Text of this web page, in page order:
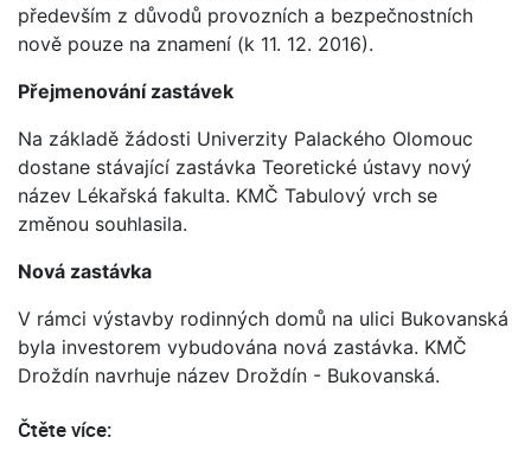
především z důvodů provozních a bezpečnostních
nově pouze na znamení (k 11. 12. 2016).
Přejmenování zastávek
Na základě žádosti Univerzity Palackého Olomouc
dostane stávající zastávka Teoretické ústavy nový
název Lékařská fakulta. KMČ Tabulový vrch se
změnou souhlasila.
Nová zastávka
V rámci výstavby rodinných domů na ulici Bukovanská
byla investorem vybudována nová zastávka. KMČ
Droždín navrhuje název Droždín - Bukovanská.
Čtěte více: